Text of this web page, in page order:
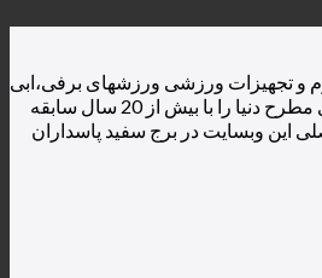
و تجهیزات ورزشی ورزشهای برفی،ابی
و دوچرخه از بهترین برندهای مطرح دنیا را با بیش از 20 سال سابقه
این وبسایت در برج سفید پاسداران